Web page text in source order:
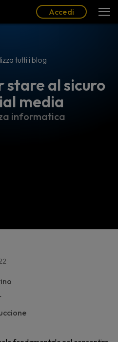
Accedi
tutti i blog
stare al sicuro
media
informatica